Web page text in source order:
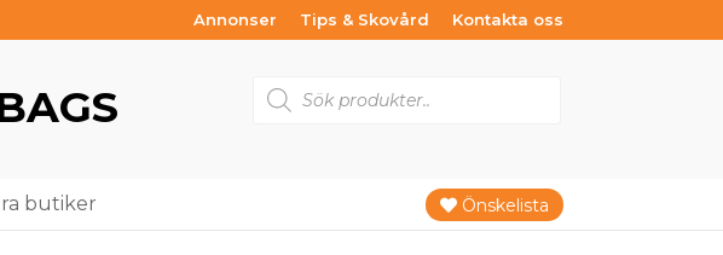
Annonser Tips & Skovård Kontakta oss
search
butiker Önskelista